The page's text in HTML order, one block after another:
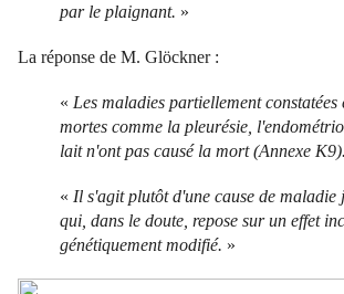
par le plaignant. »
La réponse de M. Glöckner :
« Les maladies partiellement constatées
mortes comme la pleurésie,
lait n'ont pas causé la mort (Annexe K9).
« Il s'agit plutôt d'une cause de maladie
qui, dans le doute, repose sur un effet
génétiquement modifié. »